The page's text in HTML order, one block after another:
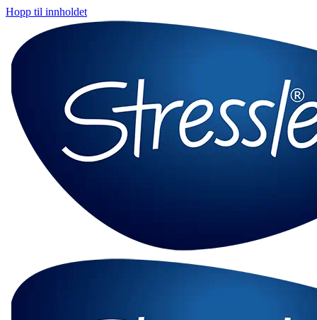
Hopp til innholdet